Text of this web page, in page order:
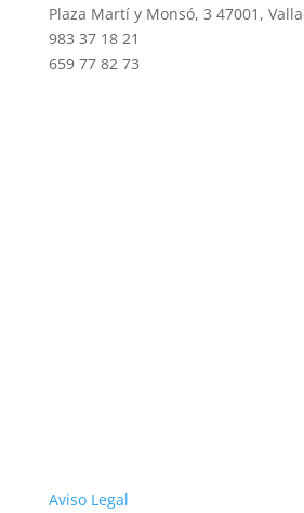
Plaza Martí y Monsó, 3 47001,
983 37 18 21
659 77 82 73
Aviso Legal